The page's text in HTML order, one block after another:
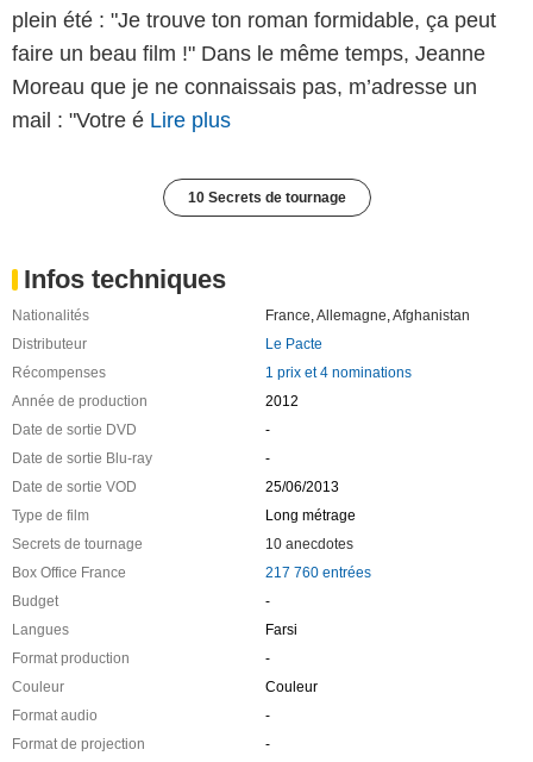
plein été : "Je trouve ton roman formidable, ça peut
faire un beau film !" Dans le même temps, Jeanne
Moreau que je ne connaissais pas, m’adresse un
mail : "Votre é Lire plus
10 Secrets de tournage
Infos techniques
Nationalités France Allemagne Afghanistan
Distributeur
Le Pacte
Récompenses
1 prix et 4 nominations
Année de production
2012
Date de sortie DVD
-
Date de sortie Blu-ray
-
Date de sortie VOD
25/06/2013
Type de film
Long métrage
Secrets de tournage
10 anecdotes
Box Office France
217 760 entrées
Budget
-
Langues
Farsi
Format production
-
Couleur
Couleur
Format audio
-
Format de projection
-